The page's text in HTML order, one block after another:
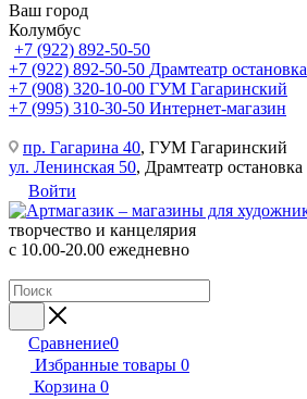
Ваш город
Колумбус
+7 (922) 892-50-50
+7 (922) 892-50-50 Драмтеатр остановка
+7 (908) 320-10-00 ГУМ Гагаринский
+7 (995) 310-30-50 Интернет-магазин
пр. Гагарина 40, ГУМ Гагаринский
ул. Ленинская 50, Драмтеатр остановка
Войти
творчество и канцелярия
с 10.00-20.00 ежедневно
Сравнение0
Избранные товары 0
Корзина 0